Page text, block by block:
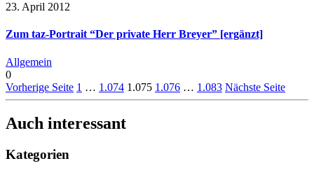
23. April 2012
Zum taz-Portrait “Der private Herr Breyer” [ergänzt]
Allgemein
0
Vorherige Seite 1 … 1.074 1.075 1.076 … 1.083 Nächste Seite
Auch interessant
Kategorien